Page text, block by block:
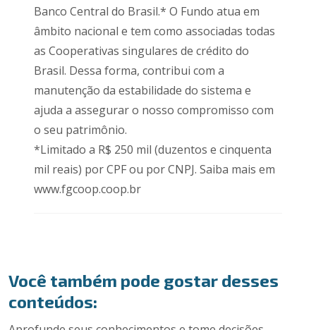
Banco Central do Brasil.* O Fundo atua em
âmbito nacional e tem como associadas todas
as Cooperativas singulares de crédito do
Brasil. Dessa forma, contribui com a
manutenção da estabilidade do sistema e
ajuda a assegurar o nosso compromisso com
o seu patrimônio.
*Limitado a R$ 250 mil (duzentos e cinquenta
mil reais) por CPF ou por CNPJ. Saiba mais em
www.fgcoop.coop.br
Você também pode gostar desses
conteúdos: